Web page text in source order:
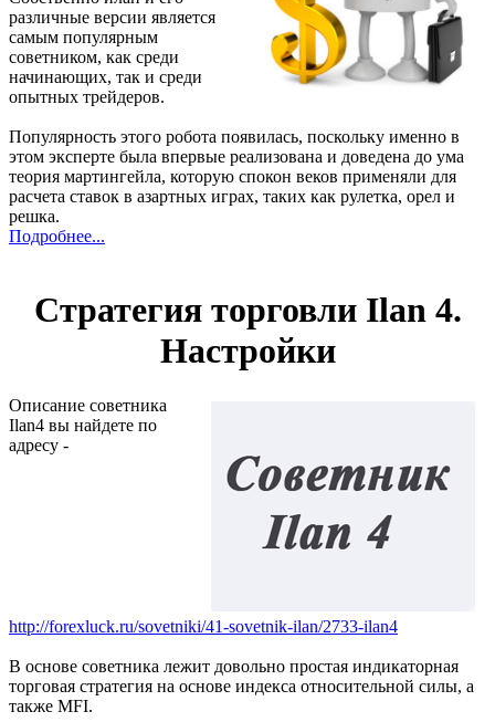
различные версии является
самым популярным
советником, как среди
начинающих, так и среди
опытных трейдеров.
Популярность этого робота появилась, поскольку именно в
этом эксперте была впервые реализована и доведена до ума
теория мартингейла, которую спокон веков применяли для
расчета ставок в азартных играх, таких как рулетка, орел и
решка.
Подробнее...
Стратегия торговли Ilan 4.
Настройки
Описание советника
Ilan4 вы найдете по
адресу -
http://forexluck.ru/sovetniki/41-sovetnik-ilan/2733-ilan4
В основе советника лежит довольно простая индикаторная
торговая стратегия на основе индекса относительной силы, а
также MFI.